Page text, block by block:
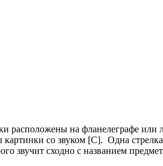
на фланелеграфе или
со звуком [С]. Одна
звучит сходно с названием